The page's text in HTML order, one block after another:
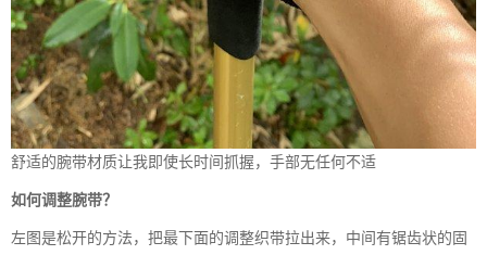
舒适的腕带材质让我即使长时间抓握，手部无任何不适
如何调整腕带？
左图是松开的方法，把最下面的调整织带拉出来，中间有锯齿状的固